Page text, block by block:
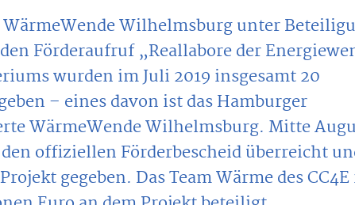
Wilhelmsburg unter
Förderaufruf „Reallabore der
wurden im Juli 2019 insgesamt 20
– eines davon ist das Hamburger
WärmeWende Wilhelmsburg. Mitte
offiziellen Förderbescheid überreicht
gegeben. Das Team Wärme des